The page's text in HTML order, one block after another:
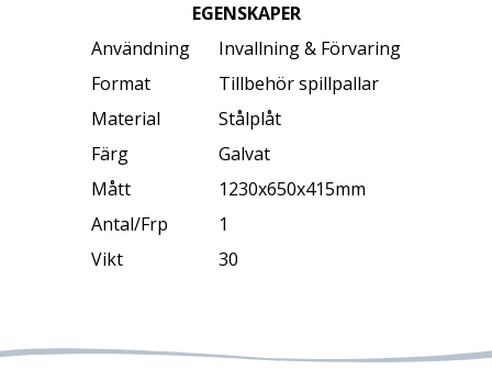
EGENSKAPER
Användning
Invallning & Förvaring
Format
Tillbehör spillpallar
Material
Stålplåt
Färg
Galvat
Mått
1230x650x415mm
Antal/Frp
1
Vikt
30